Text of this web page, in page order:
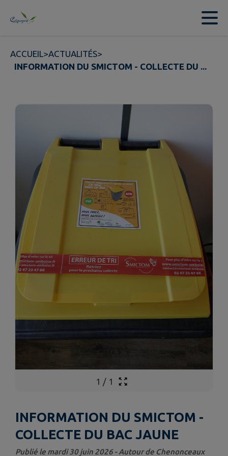
Contenu
ACCUEIL>ACTUALITÉS>
INFORMATION DU SMICTOM - COLLECTE DU ...
1 / 1
INFORMATION DU SMICTOM -
COLLECTE DU BAC JAUNE
Publié le mardi 30 juin 2026 - Autour de Chenonceaux